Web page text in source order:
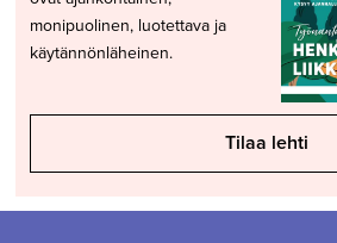
monipuolinen, luotettava ja
käytännönläheinen.
Tilaa lehti